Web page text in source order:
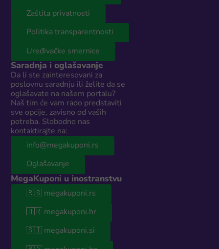
Zaštita privatnosti
Politika transparentnosti
Uređivačke smernice
Saradnja i oglašavanje
Da li ste zainteresovani za
poslovnu saradnju ili želite da se
oglašavate na našem portalu?
Naš tim će vam rado predstaviti
sve opcije, zavisno od vaših
potreba. Slobodno nas
kontaktirajte na:
info@megakuponi.rs
Oglašavanje
MegaKuponi u inostranstvu
🇷🇸 megakuponi.rs
🇭🇷 megakuponi.hr
🇸🇮 megakuponi.si